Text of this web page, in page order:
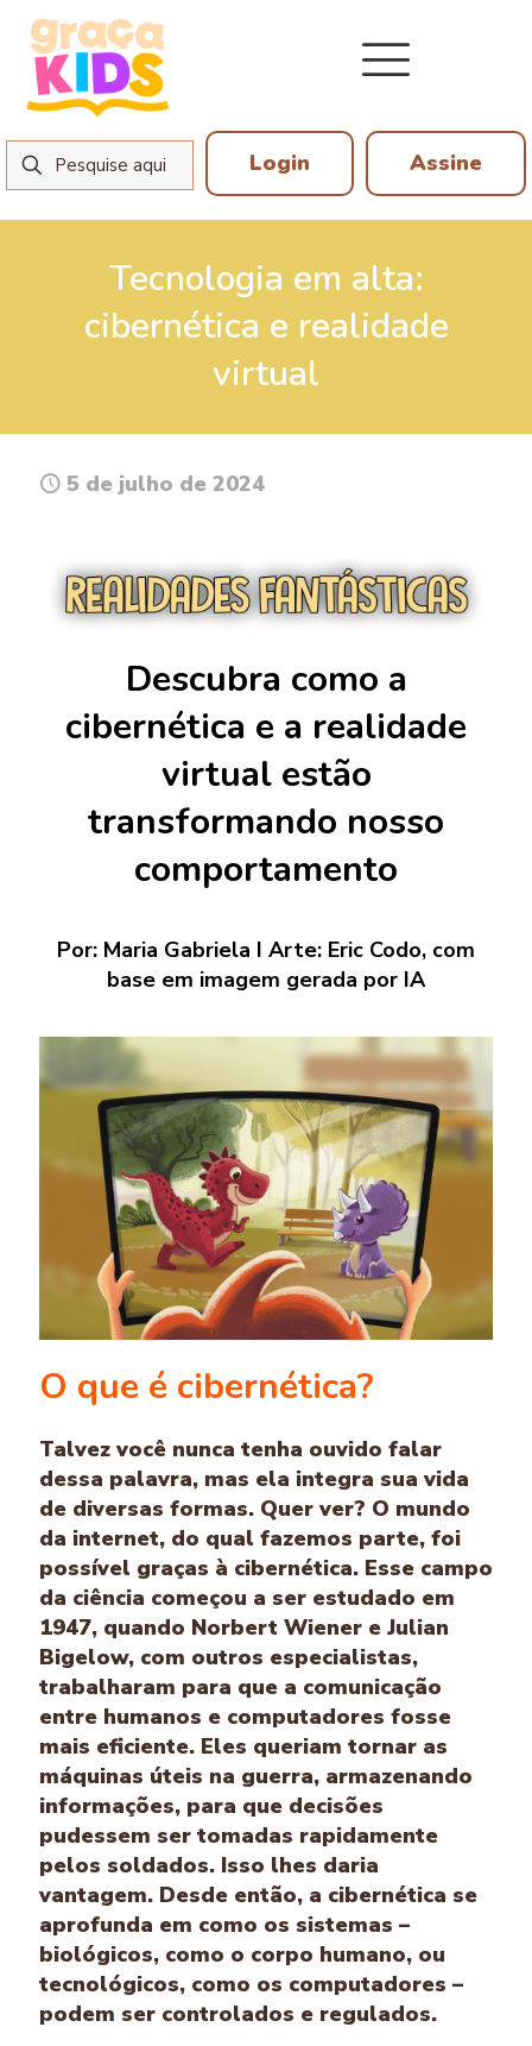
Login Assine
Tecnologia em alta:
cibernética e realidade
virtual
5 de julho de 2024
Descubra como a
cibernética e a realidade
virtual estão
transformando nosso
comportamento
Por: Maria Gabriela I Arte: Eric Codo, com
base em imagem gerada por IA
O que é cibernética?
Talvez você nunca tenha ouvido falar
dessa palavra, mas ela integra sua vida
de diversas formas. Quer ver? O mundo
da internet, do qual fazemos parte, foi
possível graças à cibernética. Esse campo
da ciência começou a ser estudado em
1947, quando Norbert Wiener e Julian
Bigelow, com outros especialistas,
trabalharam para que a comunicação
entre humanos e computadores fosse
mais eficiente. Eles queriam tornar as
máquinas úteis na guerra, armazenando
informações, para que decisões
pudessem ser tomadas rapidamente
pelos soldados. Isso lhes daria
vantagem. Desde então, a cibernética se
aprofunda em como os sistemas –
biológicos, como o corpo humano, ou
tecnológicos, como os computadores –
podem ser controlados e regulados.